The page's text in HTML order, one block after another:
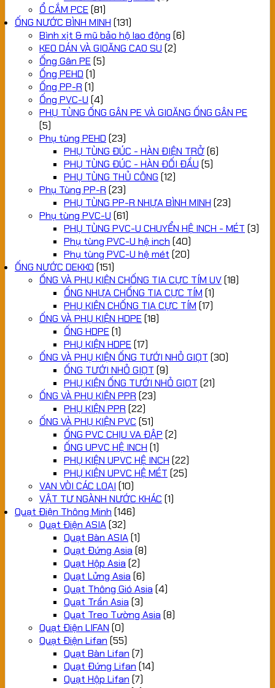
Ổ CẮM PCE (81)
ỐNG NƯỚC BÌNH MINH (131)
Bình xịt & mũ bảo hộ lao động (6)
KEO DÁN VÀ GIOĂNG CAO SU (2)
Ống Gân PE (5)
Ống PEHD (1)
Ống PP-R (1)
Ống PVC-U (4)
PHỤ TÙNG ỐNG GÂN PE VÀ GIOĂNG ỐNG GÂN PE
(5)
Phụ tùng PEHD (23)
PHỤ TÙNG ĐÚC - HÀN ĐIỆN TRỞ(6)
PHỤ TÙNG ĐÚC - HÀN ĐỐI ĐẦU (5)
PHỤ TÙNG THỦ CÔNG (12)
Phụ Tùng PP-R (23)
PHỤ TÙNG PP-R NHỰA BÌNH MINH (23)
Phụ tùng PVC-U (61)
PHỤ TÙNG PVC-U CHUYỂN HỆ INCH - MÉT (3)
Phụ tùng PVC-U hệ inch (40)
Phụ tùng PVC-U hệ mét (20)
ỐNG NƯỚC DEKKO (151)
ỐNG VÀ PHỤ KIỆN CHỐNG TIA CỰC TÍM UV(18)
ỐNG NHỰA CHỐNG TIA CỰC TÍM (1)
PHỤ KIỆN CHỐNG TIA CỰC TÍM (17)
ỐNG VÀ PHỤ KIỆN HDPE (18)
ỐNG HDPE (1)
PHỤ KIỆN HDPE (17)
ỐNG VÀ PHỤ KIỆN ỐNG TƯỚI NHỎ GIỌT (30)
ỐNG TƯỚI NHỎ GIỌT (9)
PHỤ KIỆN ỐNG TƯỚI NHỎ GIỌT (21)
ỐNG VÀ PHỤ KIỆN PPR (23)
PHỤ KIỆN PPR (22)
ỐNG VÀ PHỤ KIỆN PVC (51)
ỐNG PVC CHỊU VA ĐẬP (2)
ỐNG UPVC HỆ INCH (1)
PHỤ KIỆN UPVC HỆ INCH (22)
PHỤ KIỆN UPVC HỆ MÉT (25)
VAN VÒI CÁC LOẠI (10)
VẬT TƯ NGÀNH NƯỚC KHÁC (1)
Quạt Điện Thông Minh (146)
Quạt Điện ASIA(32)
Quạt Bàn ASIA(1)
Quạt Đứng Asia (8)
Quạt Hộp Asia (2)
Quạt Lửng Asia (6)
Quạt Thông Gió Asia (4)
Quạt Trần Asia (3)
Quạt Treo Tường Asia (8)
Quạt Điện LIFAN (0)
Quạt Điện Lifan (55)
Quạt Bàn Lifan (7)
Quạt Đứng Lifan (14)
Quạt Hộp Lifan (7)